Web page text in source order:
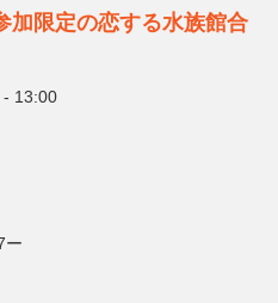
加限定の恋する水族館合
- 13:00
ー